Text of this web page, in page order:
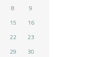
8
9
15
16
22
23
29
30